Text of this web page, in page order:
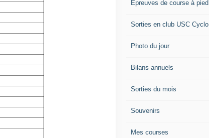
Epreuves de course à pied
Sorties en club USC Cyclo
Photo du jour
Bilans annuels
Sorties du mois
Souvenirs
Mes courses